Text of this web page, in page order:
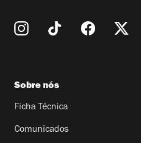
Sobre nós
Ficha Técnica
Comunicados